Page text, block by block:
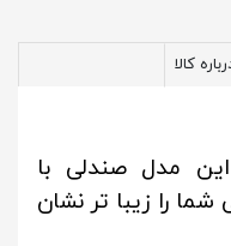
کالا
مدل صندلی با
را زیبا تر نشان